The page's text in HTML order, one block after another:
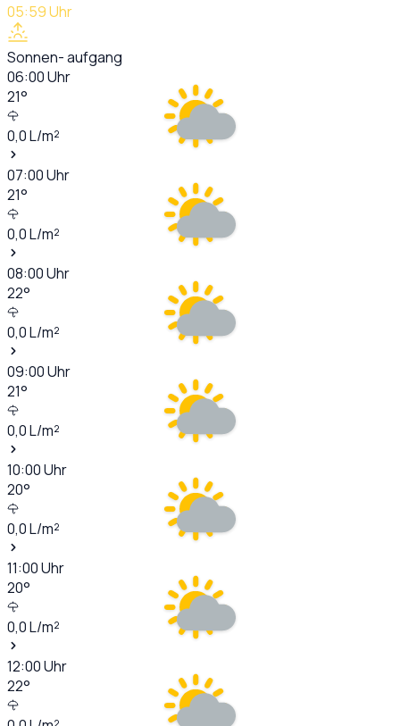
05:59Uhr
Sonnen- aufgang
06:00Uhr
21°
0,0L/m²
07:00Uhr
21°
0,0L/m²
08:00Uhr
22°
0,0L/m²
09:00Uhr
21°
0,0L/m²
10:00Uhr
20°
0,0L/m²
11:00Uhr
20°
0,0L/m²
12:00Uhr
22°